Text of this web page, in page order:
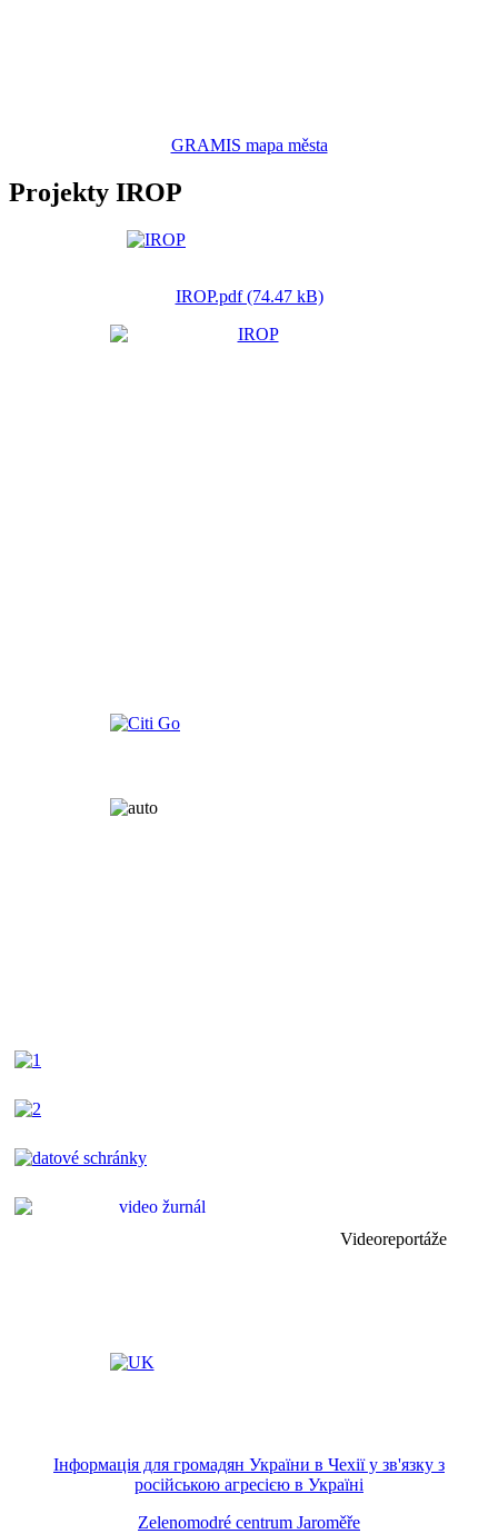
GRAMIS mapa města
Projekty IROP
IROP.pdf (74.47 kB)
Videoreportáže
Інформація для громадян України в Чехії у зв'язку з
російською агресією в Україні
Zelenomodré centrum Jaroměře